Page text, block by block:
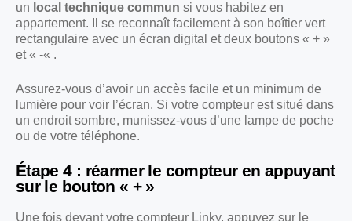
un local technique commun si vous habitez en
appartement. Il se reconnaît facilement à son boîtier vert
rectangulaire avec un écran digital et deux boutons « + »
et « -« .
Assurez-vous d’avoir un accès facile et un minimum de
lumière pour voir l’écran. Si votre compteur est situé dans
un endroit sombre, munissez-vous d’une lampe de poche
ou de votre téléphone.
Étape 4 : réarmer le compteur en appuyant
sur le bouton « + »
Une fois devant votre compteur Linky, appuyez sur le